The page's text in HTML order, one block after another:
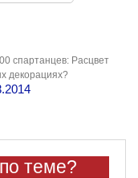
спартанцев: Расцвет
декорациях?
теме?